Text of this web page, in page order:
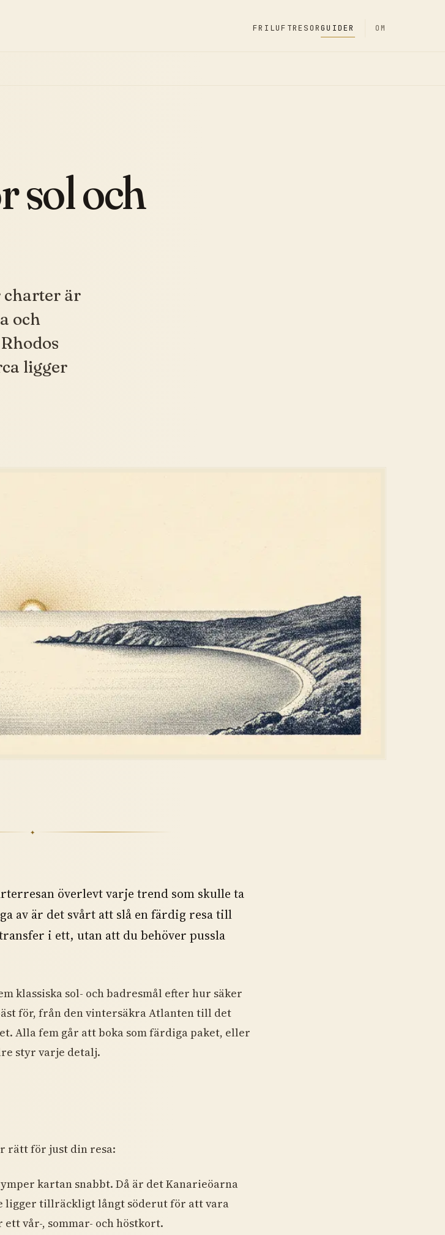
FRILUFTRESORGUIDER OM
sol och
charter är
och
ligger
✦
överlevt varje trend som skulle ta
av är det svårt att slå en färdig resa till
i ett, utan att du behöver pussla
klassiska sol- och badresmål efter hur säker
för, från den vintersäkra Atlanten till det
Alla fem går att boka som färdiga paket, eller
styr varje detalj.
rätt för just din resa:
kartan snabbt. Då är det Kanarieöarna
ligger tillräckligt långt söderut för att vara
vår-, sommar- och höstkort.